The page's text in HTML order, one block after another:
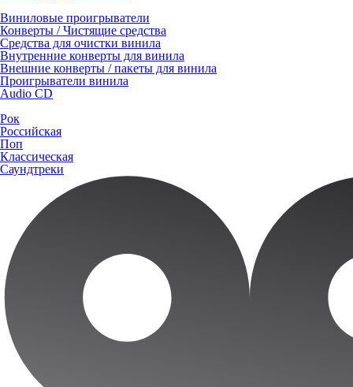
Виниловые проигрыватели
Конверты / Чистящие средства
Средства для очистки винила
Внутренние конверты для винила
Внешние конверты / пакеты для винила
Проигрыватели винила
Audio CD
Рок
Российская
Поп
Классическая
Саундтреки